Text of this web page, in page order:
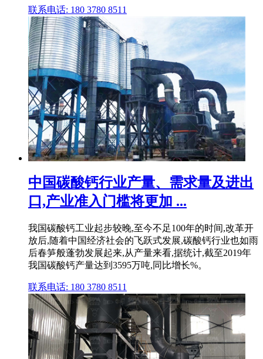
联系电话: 180 3780 8511
中国碳酸钙行业产量、需求量及进出
口,产业准入门槛将更加 ...
我国碳酸钙工业起步较晚,至今不足100年的时间,改革开
放后,随着中国经济社会的飞跃式发展,碳酸钙行业也如雨
后春笋般蓬勃发展起来,从产量来看,据统计,截至2019年
我国碳酸钙产量达到3595万吨,同比增长%。
联系电话: 180 3780 8511